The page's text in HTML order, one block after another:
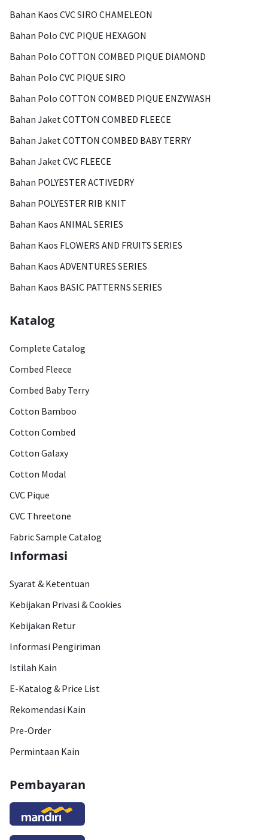
Bahan Kaos CVC SIRO CHAMELEON
Bahan Polo CVC PIQUE HEXAGON
Bahan Polo COTTON COMBED PIQUE DIAMOND
Bahan Polo CVC PIQUE SIRO
Bahan Polo COTTON COMBED PIQUE ENZYWASH
Bahan Jaket COTTON COMBED FLEECE
Bahan Jaket COTTON COMBED BABY TERRY
Bahan Jaket CVC FLEECE
Bahan POLYESTER ACTIVEDRY
Bahan POLYESTER RIB KNIT
Bahan Kaos ANIMAL SERIES
Bahan Kaos FLOWERS AND FRUITS SERIES
Bahan Kaos ADVENTURES SERIES
Bahan Kaos BASIC PATTERNS SERIES
Katalog
Complete Catalog
Combed Fleece
Combed Baby Terry
Cotton Bamboo
Cotton Combed
Cotton Galaxy
Cotton Modal
CVC Pique
CVC Threetone
Fabric Sample Catalog
Informasi
Syarat & Ketentuan
Kebijakan Privasi & Cookies
Kebijakan Retur
Informasi Pengiriman
Istilah Kain
E-Katalog & Price List
Rekomendasi Kain
Pre-Order
Permintaan Kain
Pembayaran